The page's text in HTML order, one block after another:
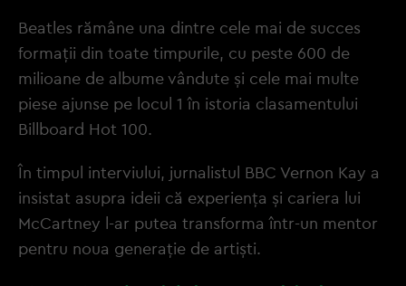
Beatles rămâne una dintre cele mai de succes
formații din toate timpurile, cu peste 600 de
milioane de albume vândute și cele mai multe
piese ajunse pe locul 1 în istoria clasamentului
Billboard Hot 100.
În timpul interviului, jurnalistul BBC Vernon Kay a
insistat asupra ideii că experiența și cariera lui
McCartney l-ar putea transforma într-un mentor
pentru noua generație de artiști.